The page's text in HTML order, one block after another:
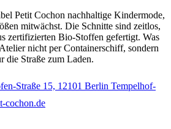
Petit Cochon nachhaltige Kindermode,
mitwächst. Die Schnitte sind zeitlos,
zertifizierten Bio-Stoffen gefertigt. Was
nicht per Containerschiff, sondern
die Straße zum Laden.
Straße 15, 12101 Berlin Tempelhof-
cochon.de